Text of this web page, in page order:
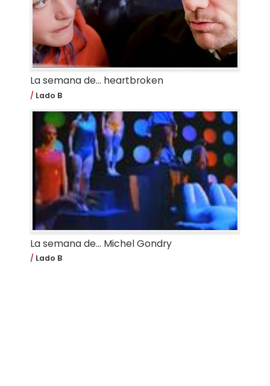
La semana de... heartbroken
Lado B
La semana de... Michel Gondry
Lado B